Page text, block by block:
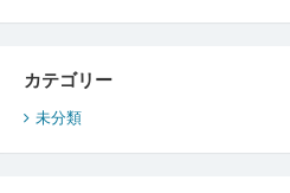
カテゴリー
未分類